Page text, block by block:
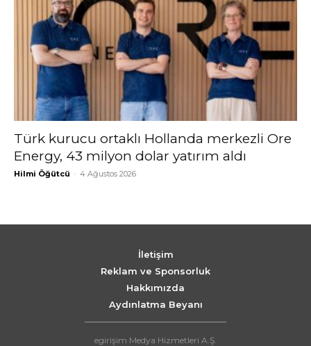
Türk kurucu ortaklı Hollanda merkezli Ore
Energy, 43 milyon dolar yatırım aldı
Hilmi Öğütcü - 4 Ağustos 2026
İletişim
Reklam ve Sponsorluk
Hakkımızda
Aydınlatma Beyanı
egirişim Medya Hizmetleri A.Ş.